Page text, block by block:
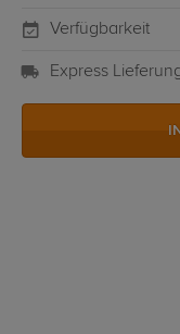
Verfügbarkeit
Express